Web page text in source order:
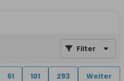
Filter
51 101 293 Weiter